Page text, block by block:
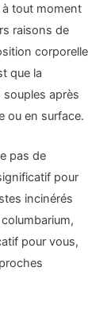
à tout moment
raisons de
corporelle
que la
après
ou en surface.
pas de
pour
incinérés
pour vous,